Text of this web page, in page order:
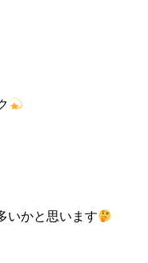
いかと思います